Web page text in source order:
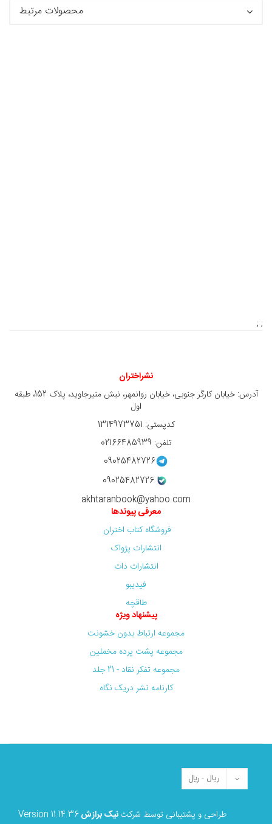
محصولات مرتبط
; ;
نشراختران
آدرس: خیابان کارگر جنوبی، خیابان روانمهر، نبش منیرجاوید، پلاک 152، طبقه
اول
کدپستی: 1314973751
تلفن: 02166485939
09025482726
09025482726
akhtaranbook@yahoo.com
معرفی پیوندها
فروشگاه کتاب اختران
انتشارات پژواک
انتشارات دات
فیدیبو
طاقچه
پیشنهاد ویژه
مجموعه ارتباط بدون خشونت
مجموعه پشت پرده مخملین
مجموعه تفکر نقاد - 21 جلد
کارنامه نشر دریک نگاه
طراحی و پشتیبانی توسط شرکتنیک برازشVersion 11.14.36